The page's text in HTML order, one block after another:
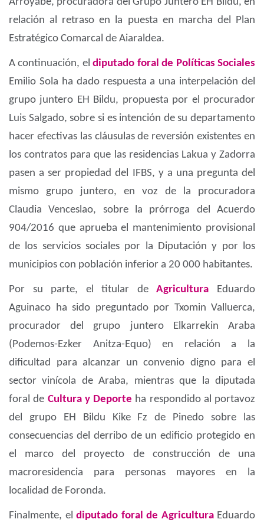
relación al retraso en la puesta en marcha del Plan
Estratégico Comarcal de Aiaraldea.
A continuación, eldiputado foral de Políticas Sociales
Emilio Sola ha dado respuesta a una interpelación del
grupo juntero EH Bildu, propuesta por el procurador
Luis Salgado, sobre si es intención de su departamento
hacer efectivas las cláusulas de reversión existentes en
los contratos para que las residencias Lakua y Zadorra
pasen a ser propiedad del IFBS, y a una pregunta del
mismo grupo juntero, en voz de la procuradora
Claudia Venceslao, sobre la prórroga del Acuerdo
904/2016 que aprueba el mantenimiento provisional
de los servicios sociales por la Diputación y por los
municipios con población inferior a 20 000 habitantes.
Por su parte, el titular deAgricultura Eduardo
Aguinaco ha sido preguntado por Txomin Valluerca,
procurador del grupo juntero Elkarrekin Araba
(Podemos-Ezker Anitza-Equo) en relación a la
dificultad para alcanzar un convenio digno para el
sector vinícola de Araba, mientras que la diputada
foral de Cultura y Deporte ha respondido al portavoz
del grupo EH Bildu Kike Fz de Pinedo sobre las
consecuencias del derribo de un edificio protegido en
el marco del proyecto de construcción de una
macroresidencia para personas mayores en la
localidad de Foronda.
Finalmente, el diputado foral de Agricultura Eduardo